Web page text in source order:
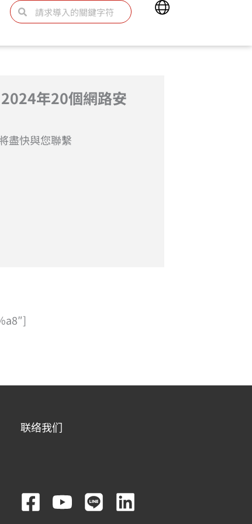
SearchSearch
Main
年20個網路安
盡快與您聯繫
联络我们
F Y L L